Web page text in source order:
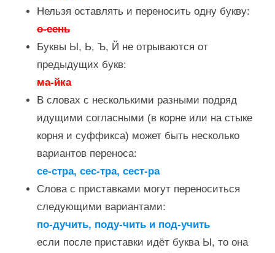
Нельзя оставлять и переносить одну букву:
о-сень
Буквы Ы, Ь, Ъ, Й не отрываются от
предыдущих букв:
ма-йка
В словах с несколькими разными подряд
идущими согласными (в корне или на стыке
корня и суффикса) может быть несколько
вариантов переноса:
се-стра, сес-тра, сест-ра
Слова с приставками могут переноситься
следующими вариантами:
по-дучить, поду-чить и под-учить
если после приставки идёт буква Ы, то она